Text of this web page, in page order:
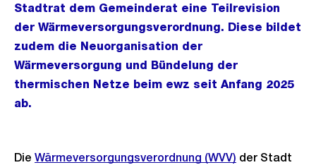
Stadtrat dem Gemeinderat eine Teilrevision
der Wärmeversorgungsverordnung. Diese bildet
zudem die Neuorganisation der
Wärmeversorgung und Bündelung der
thermischen Netze beim ewz seit Anfang 2025
ab.
Die Wärmeversorgungsverordnung (WVV) der Stadt